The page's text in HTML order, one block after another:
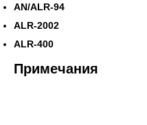
AN/ALR-94
ALR-2002
ALR-400
Примечания